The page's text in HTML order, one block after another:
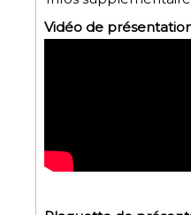
Vidéo de